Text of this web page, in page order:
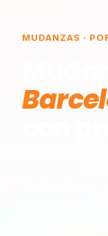
MUDANZAS ·
nuestra